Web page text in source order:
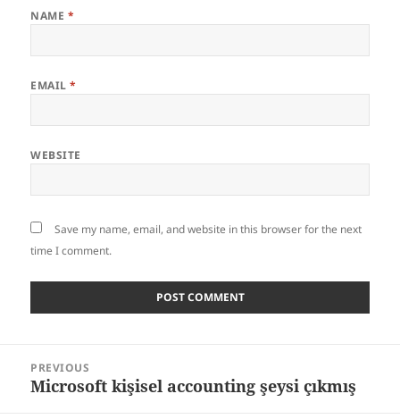
NAME *
EMAIL*
WEBSITE
Save my name, email, and website in this browser for the next
time I comment.
navigation
PREVIOUS
Previous
Microsoft kişisel accounting şeysi çıkmış